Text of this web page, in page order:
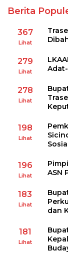
Berita
367
Lihat
279
Lihat
278
Lihat
198
Lihat
196
Lihat
ASN
183
Lihat
dan
181
Lihat